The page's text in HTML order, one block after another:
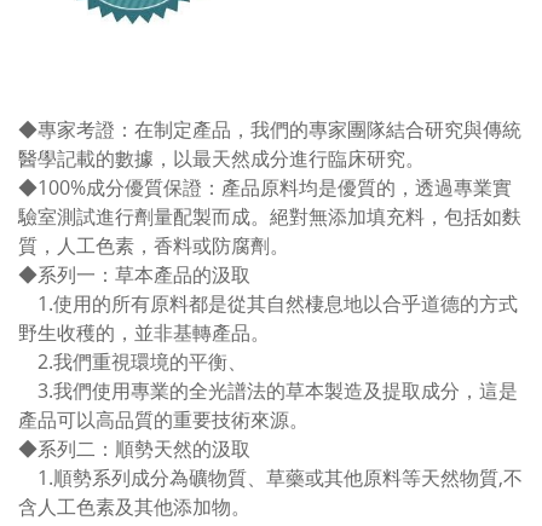
◆專家考證：在制定產品，我們的專家團隊結合研究與傳統
醫學記載的數據，以最天然成分進行臨床研究。
◆100%成分優質保證：產品原料均是優質的 ，透過專業實
驗室測試進行劑量配製而成。絕對無添加填充料，包括如麩
質，人工色素，香料或防腐劑。
◆系列一：草本產品的汲取
1.使用的所有原料都是從其自然棲息地以合乎道德的方式
野生收穫的，並非基轉產品。
2.我們重視環境的平衡、
3.我們使用專業的全光譜法的草本製造及提取成分，這是
產品可以高品質的重要技術來源。
◆系列二： 順勢天然的汲取
1.順勢系列成分為礦物質、草藥或其他原料等天然物質,不
含人工色素及其他添加物。